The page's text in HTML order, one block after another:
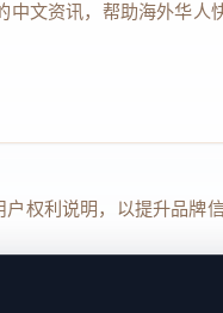
文资讯，帮助海外华人
权利说明，以提升品牌